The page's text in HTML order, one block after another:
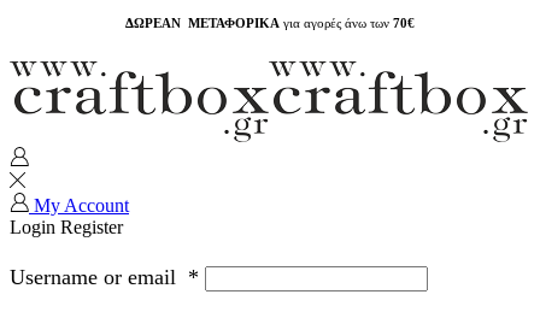
ΔΩΡΕΑΝ ΜΕΤΑΦΟΡΙΚΑ για αγορές άνω των 70€
My Account
Login Register
Username or email *